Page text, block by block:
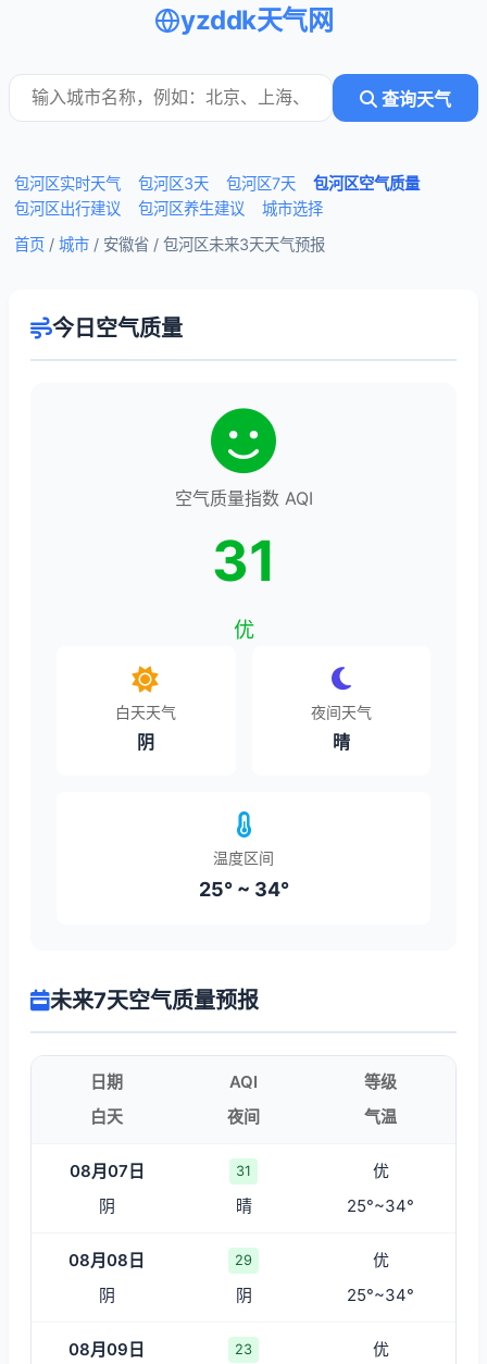
yzddk天气网
查询天气
包河区实时天气 包河区3天 包河区7天
包河区空气质量
包河区出行建议
包河区养生建议
城市选择
首页 / 城市 / 安徽省 / 包河区未来3天天气预报
今日空气质量
空气质量指数 AQI
31
优
白天天气
阴
夜间天气
晴
温度区间
25° ~ 34°
未来7天空气质量预报
日期 AQI
等级
白天
夜间 气温
08月07日 31
优
阴
晴 25°~34°
08月08日 29
优
阴
阴 25°~34°
08月09日 23
优